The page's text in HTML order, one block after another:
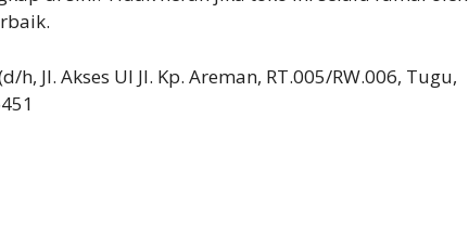
h, Jl. Akses UI Jl. Kp. Areman, RT.005/RW.006, Tugu,